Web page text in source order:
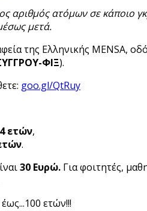
αριθμός ατόμων σε κάποιο
μετά.
της Ελληνικής MENSA,
ΦΙΞ).
goo.gl/QtRuy
ετών,
.
30 Ευρώ. Για φοιτητές,
ετών!!!